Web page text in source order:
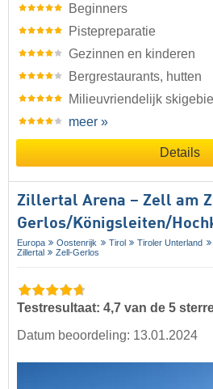
Beginners
Pistepreparatie
Gezinnen en kinderen
Bergrestaurants, hutten
Milieuvriendelijk
meer »
Details
Zillertal Arena – Zell am
Gerlos/​Königsleiten/​
Europa Oostenrijk Tirol Tiroler Unterland
Zillertal
Zell-Gerlos
Testresultaat: 4,7 van de 5
Datum beoordeling: 13.01.2024